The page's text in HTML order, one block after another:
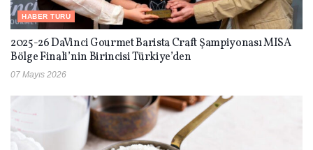
HABER TURU
2025-26 DaVinci Gourmet Barista Craft Şampiyonası MISA
Bölge Finali’nin Birincisi Türkiye’den
07 Mayıs 2026